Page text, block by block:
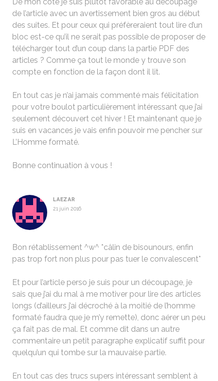
de l’article avec un avertissement bien gros au début
des suites. Et pour ceux qui préfèreraient tout lire d’un
bloc est-ce qu’il ne serait pas possible de proposer de
télécharger tout d’un coup dans la partie PDF des
articles ? Comme ça tout le monde y trouve son
compte en fonction de la façon dont il lit.
En tout cas je n’ai jamais commenté mais félicitation
pour votre boulot particulièrement intéressant que j’ai
seulement découvert cet hiver ! Et maintenant que je
suis en vacances je vais enfin pouvoir me pencher sur
L’Homme formaté.
Bonne continuation à vous !
LAEZAR
21 juin 2016
Bon rétablissement ^w^ *câlin de bisounours, enfin
pas trop fort non plus pour pas tuer le convalescent*
Et pour l’article perso je suis pour un découpage, je
sais que j’ai du mal à me motiver pour lire des articles
longs (d’ailleurs j’ai décroché à la moitié de l’homme
formaté faudra que je m’y remette), donc aérer un peu
ça fait pas de mal. Et comme dit dans un autre
commentaire un petit paragraphe explicatif suffit pour
quelqu’un qui tombe sur la mauvaise partie.
En tout cas des trucs supers intéressant semblent à